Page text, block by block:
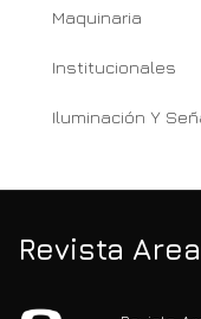
Maquinaria
Institucionales
Iluminación Y
Revista